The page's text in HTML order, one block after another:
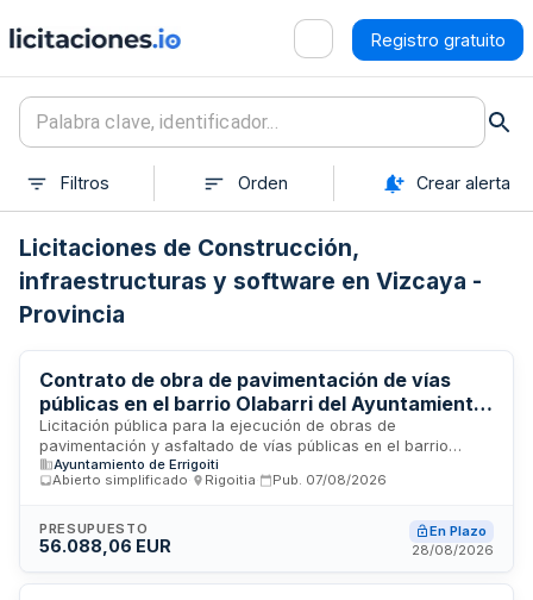
Registro gratuito
Filtros Orden Crear alerta
Licitaciones de Construcción,
infraestructuras y software en Vizcaya -
Provincia
Contrato de obra de pavimentación de vías
públicas en el barrio Olabarri del Ayuntamiento
de Errigoiti
Licitación pública para la ejecución de obras de
pavimentación y asfaltado de vías públicas en el barrio
Olabarri del municipio de Errigoiti. El Ayuntamiento contrata
los trabajos de reparación de firmes y pavimentación de
simplificado con adjudicación por mejor relación calidad-
precio. Las obras comprenden el acceso Olatxu-Olabarri y
ejecución de seis semanas.
Ayuntamiento de Errigoiti
Abierto simplificado
Rigoitia Pub. 07/08/2026
PRESUPUESTO
56.088,06 EUR
En Plazo
28/08/2026